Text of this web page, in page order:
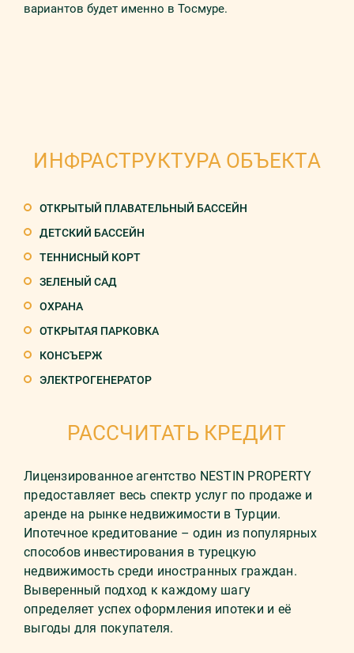
вариантов будет именно в Тосмуре.
ИНФРАСТРУКТУРА ОБЪЕКТА
ОТКРЫТЫЙ ПЛАВАТЕЛЬНЫЙ БАССЕЙН
ДЕТСКИЙ БАССЕЙН
ТЕННИСНЫЙ КОРТ
ЗЕЛЕНЫЙ САД
ОХРАНА
ОТКРЫТАЯ ПАРКОВКА
КОНСЪЕРЖ
ЭЛЕКТРОГЕНЕРАТОР
РАССЧИТАТЬ КРЕДИТ
Лицензированное агентство NESTIN PROPERTY
предоставляет весь спектр услуг по продаже и
аренде на рынке недвижимости в Турции.
Ипотечное кредитование – один из популярных
способов инвестирования в турецкую
недвижимость среди иностранных граждан.
Выверенный подход к каждому шагу
определяет успех оформления ипотеки и её
выгоды для покупателя.